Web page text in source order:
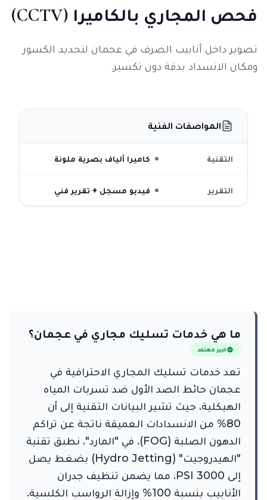
فحص المجاري بالكاميرا (CCTV)
تصوير داخل أنابيب الصرف في عجمان لتحديد الكسور
ومكان الانسداد بدقة دون تكسير.
المواصفات الفنية
التقنية كاميرا ألياف بصرية ملونة
التقرير فيديو مسجل + تقرير فني
ما هي خدمات تسليك مجاري في عجمان؟
خبير معتمد
تعد خدمات تسليك المجاري الاحترافية في
عجمان حائط الصد الأول ضد تسربات المياه
الهيكلية، حيث تشير البيانات التقنية إلى أن
80% من الانسدادات العميقة ناتجة عن تراكم
الدهون الصلبة (FOG). في "المارد"، نطبق تقنية
"الهيدروجيت" (Hydro Jetting) بضغط يصل
إلى 3000 PSI، مما يضمن تنظيف جدران
الأنابيب بنسبة 100% وإزالة الرواسب الكلسية.